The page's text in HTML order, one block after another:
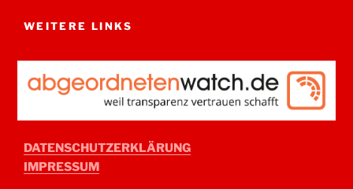
WEITERE LINKS
DATENSCHUTZERKLÄRUNG
IMPRESSUM